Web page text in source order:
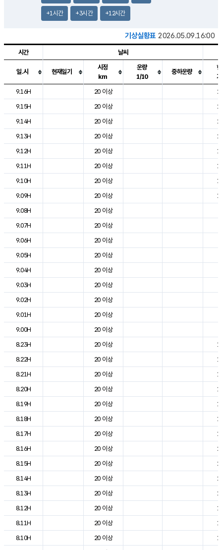
+1시간 +3시간 +12시간
기상실황표 2026.05.09.16:00
도시별 기상실황표로 지점, 날씨, 기온, 강수, 바람, 기압등을 안내한 표입
시간 날씨
일.시 현재일기
시정
km
운량
1/10
중하운량
9.16H
20 이상
9.15H
20 이상
9.14H
20 이상
9.13H
20 이상
9.12H
20 이상
9.11H
20 이상
9.10H
20 이상
9.09H
20 이상
9.08H
20 이상
9.07H
20 이상
9.06H
20 이상
9.05H
20 이상
9.04H
20 이상
9.03H
20 이상
9.02H
20 이상
9.01H
20 이상
9.00H
20 이상
8.23H
20 이상
8.22H
20 이상
8.21H
20 이상
8.20H
20 이상
8.19H
20 이상
8.18H
20 이상
8.17H
20 이상
8.16H
20 이상
8.15H
20 이상
8.14H
20 이상
8.13H
20 이상
8.12H
20 이상
8.11H
20 이상
8.10H
20 이상